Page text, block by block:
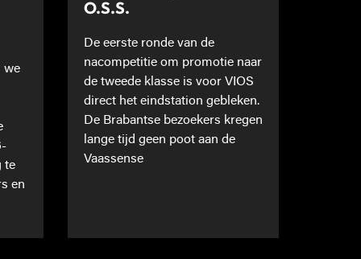
we
te
en
O.S.S.
De eerste ronde van de
nacompetitie om promotie naar
de tweede klasse is voor VIOS
direct het eindstation gebleken.
De Brabantse bezoekers kregen
lange tijd geen poot aan de
Vaassense